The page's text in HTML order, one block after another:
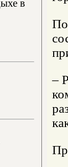
в
По
–